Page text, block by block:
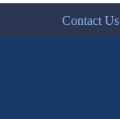
Contact Us